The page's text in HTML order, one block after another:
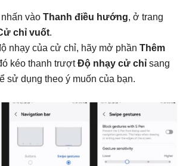
vào Thanh điều hướng, ở trang
chỉ vuốt.
nhạy của cử chỉ, hãy mở phần Thêm
kéo thanh trượtĐộ nhạy cử chỉ sang
sử dụng theo ý muốn của bạn.